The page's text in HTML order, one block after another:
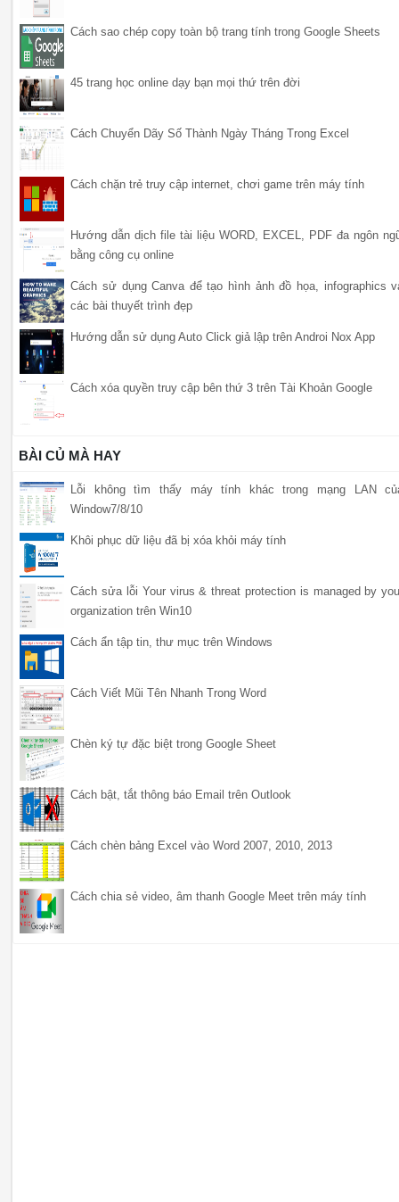
Cách sao chép copy toàn bộ trang tính trong Google Sheets
45 trang học online dạy bạn mọi thứ trên đời
Cách Chuyển Dãy Số Thành Ngày Tháng Trong Excel
Cách chặn trẻ truy cập internet, chơi game trên máy tính
Hướng dẫn dịch file tài liệu WORD, EXCEL, PDF đa ngôn
bằng công cụ online
Cách sử dụng Canva để tạo hình ảnh đồ họa, infographics
các bài thuyết trình đẹp
Hướng dẫn sử dụng Auto Click giả lập trên Androi Nox App
Cách xóa quyền truy cập bên thứ 3 trên Tài Khoản Google
BÀI CỦ MÀ HAY
Lỗi không tìm thấy máy tính khác trong mạng LAN
Window7/8/10
Khôi phục dữ liệu đã bị xóa khỏi máy tính
Cách sửa lỗi Your virus & threat protection is managed by
organization trên Win10
Cách ẩn tập tin, thư mục trên Windows
Cách Viết Mũi Tên Nhanh Trong Word
Chèn ký tự đặc biệt trong Google Sheet
Cách bật, tắt thông báo Email trên Outlook
Cách chèn bảng Excel vào Word 2007, 2010, 2013
Cách chia sẻ video, âm thanh Google Meet trên máy tính